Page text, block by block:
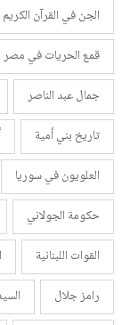
الجن في القرآن الكريم
قمع الحريات في مصر
جمال عبد الناصر
تاريخ بني أمية
العلويون في سوريا
حكومة الجولاني
القوات اللبنانية
رامز جلال